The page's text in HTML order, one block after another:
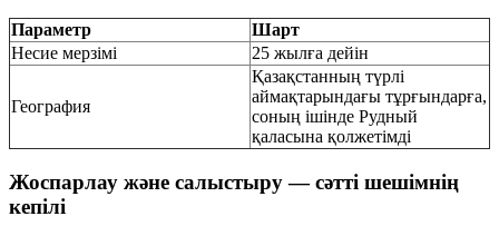
Параметр
Шарт
Несие мерзімі
25 жылға дейін
География
Қазақстанның түрлі
аймақтарындағы тұрғындарға,
соның ішінде Рудный
қаласына қолжетімді
Жоспарлау және салыстыру — сәтті шешімнің
кепілі